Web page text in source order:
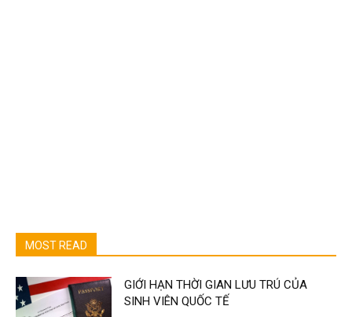
MOST READ
GIỚI HẠN THỜI GIAN LƯU TRÚ CỦA
SINH VIÊN QUỐC TẾ